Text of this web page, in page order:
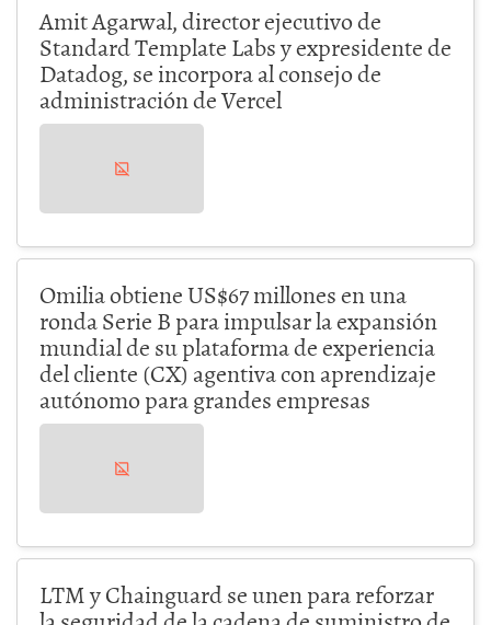
Amit Agarwal, director ejecutivo de
Standard Template Labs y expresidente de
Datadog, se incorpora al consejo de
administración de Vercel
Omilia obtiene US$67 millones en una
ronda Serie B para impulsar la expansión
mundial de su plataforma de experiencia
del cliente (CX) agentiva con aprendizaje
autónomo para grandes empresas
LTM y Chainguard se unen para reforzar